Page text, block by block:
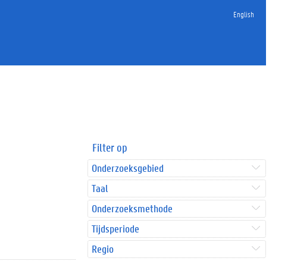
English
Filter op
Onderzoeksgebied
Taal
Onderzoeksmethode
Tijdsperiode
Regio